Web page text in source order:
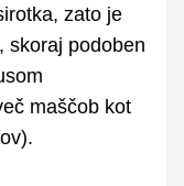
zato je
skoraj podoben
maščob kot